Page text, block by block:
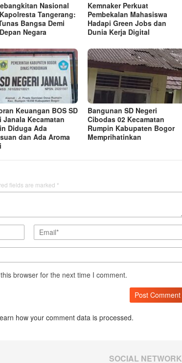
Nasional
Tangerang:
Bangsa Demi
Negara
Kemnaker Perkuat
Pembekalan Mahasiswa
Hadapi Green Jobs dan
Dunia Kerja Digital
Keuangan BOS SD
Janala Kecamatan
Diduga Ada
dan Ada Aroma
Bangunan SD Negeri
Cibodas 02 Kecamatan
Rumpin Kabupaten Bogor
Memprihatinkan
fields are marked *
browser for the next time I comment.
how your comment data is processed.
SOCIAL NETWORK